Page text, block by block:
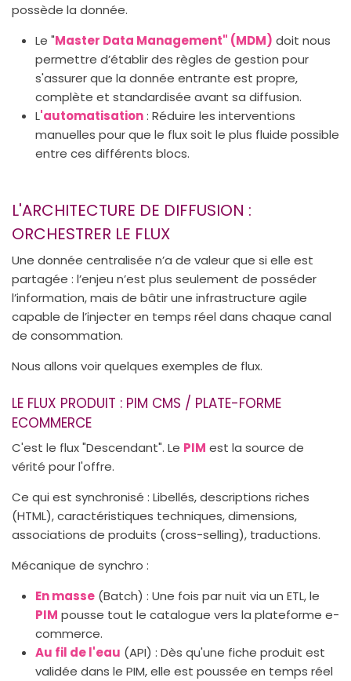
possède la donnée.
Le "Master Data Management" (MDM) doit nous
permettre d’établir des règles de gestion pour
s'assurer que la donnée entrante est propre,
complète et standardisée avant sa diffusion.
L'automatisation: Réduire les interventions
manuelles pour que le flux soit le plus fluide possible
entre ces différents blocs.
L'ARCHITECTURE DE DIFFUSION :
ORCHESTRER LE FLUX
Une donnée centralisée n’a de valeur que si elle est
partagée : l’enjeu n’est plus seulement de posséder
l’information, mais de bâtir une infrastructure agile
capable de l’injecter en temps réel dans chaque canal
de consommation.
Nous allons voir quelques exemples de flux.
LE FLUX PRODUIT : PIM CMS / PLATE-FORME
ECOMMERCE
C'est le flux "Descendant". Le PIM est la source de
vérité pour l'offre.
Ce qui est synchronisé : Libellés, descriptions riches
(HTML), caractéristiques techniques, dimensions,
associations de produits (cross-selling), traductions.
Mécanique de synchro :
En masse (Batch) : Une fois par nuit via un ETL, le
PIM pousse tout le catalogue vers la plateforme e-
commerce.
Au fil de l'eau (API) : Dès qu'une fiche produit est
validée dans le PIM, elle est poussée en temps réel